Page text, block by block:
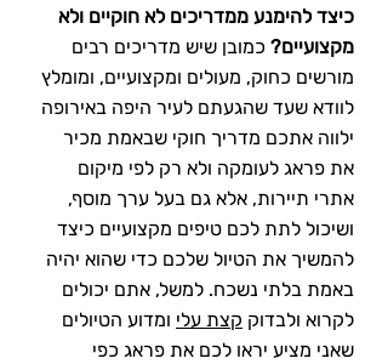
כיצד להימנע ממדריכים לא חוקיים ולא
מקצועיים? כמובן שיש מדריכים רבים
מורשים כחוק, מעולים ומקצועיים, ומומלץ
לוודא שעד שהגעתם לעיר היפה באירופה
ילווה אתכם מדריך חוקי שבאמת מכיר
את פראג לעומקה ולא רק לפי מיקום
אתרי תיירות, אלא גם בעל ערך מוסף,
ושיכול לתת לכם טיפים מקצועיים כיצד
להמשיך את הטיול שלכם כדי שהוא יהיה
באמת בלתי נשכח. למשל, אתם יכולים
לקרוא ולבדוק קצת עלי ומדוע הטיולים
שאני מציע יראו לכם את פראג כפי